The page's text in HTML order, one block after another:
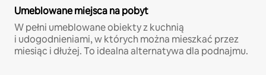
Umeblowane miejsca na pobyt
W pełni umeblowane obiekty z kuchnią
i udogodnieniami, w których można mieszkać przez
miesiąc i dłużej. To idealna alternatywa dla podnajmu.